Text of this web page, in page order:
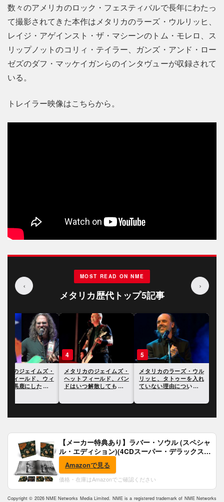
数々のアメリカのロック・フェスティバルで長年にわたっ
て撮影されてきた本作はメタリカのラーズ・ウルリッヒ、
レイジ・アゲインスト・ザ・マシーンのトム・モレロ、ス
リップノットのコリィ・テイラー、ガンズ・アンド・ロー
ゼズのダフ・マッケイガンらのインタヴューが収録されて
いる。
トレイラー映像はこちらから。
‹
MOST READ ON NME
メタリカ歴代トップ5記事
›
カのジェイムズ・
フィールド、ウィ
を馬鹿にしたこと
4
メタリカのジェイムズ・
ヘットフィールド、バン
ドはいつ解散してもおか
5
メタリカのラーズ・ウル
リッヒ、タトゥーを入れ
ていない理由について語
【メーカー特典あり】ラバー・ソウル (スペシャ
ル・エディション)(4CDスーパー・デラックス)
(完全生産限定盤)(SHM-CD)(特典:B2ポスター付)
Amazonで見る
価格・在庫はAmazonでご確認ください
Copyright © 2026 NME Networks Media Limited. NME is a registered trademark of NME Networks